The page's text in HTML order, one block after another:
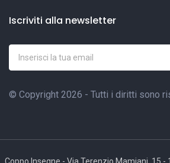
Iscriviti alla newsletter
© Copyright 2026 - Tutti i diritti sono